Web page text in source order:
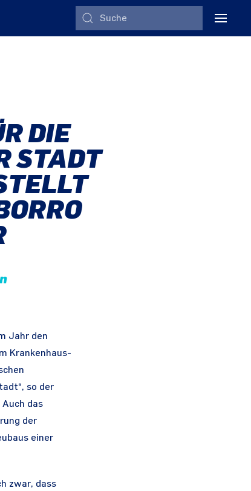
DIE
STADT
Jahr den
Krankenhaus-
so der
das
der
einer
zwar, dass